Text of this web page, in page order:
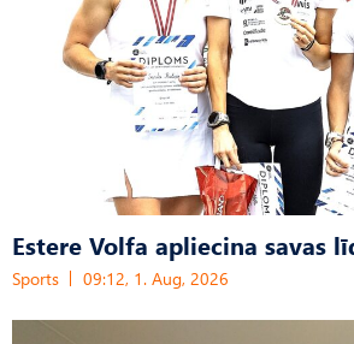
Estere Volfa apliecina savas
Sports 09:12, 1. Aug, 2026